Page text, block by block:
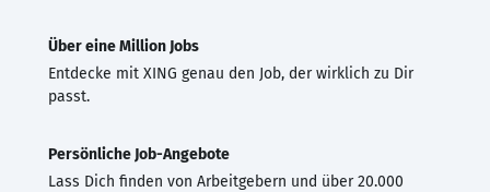
Über eine Million Jobs
Entdecke mit XING genau den Job, der wirklich zu Dir
passt.
Persönliche Job-Angebote
Lass Dich finden von Arbeitgebern und über 20.000